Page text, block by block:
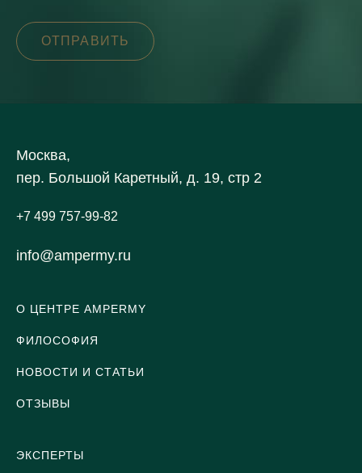
О ЦЕНТРЕ AMPERMY
ФИЛОСОФИЯ
НОВОСТИ И СТАТЬИ
ОТЗЫВЫ
ЭКСПЕРТЫ
Москва,
пер. Большой Каретный, д. 19, стр 2
+7 499 757-99-82
info@ampermy.ru